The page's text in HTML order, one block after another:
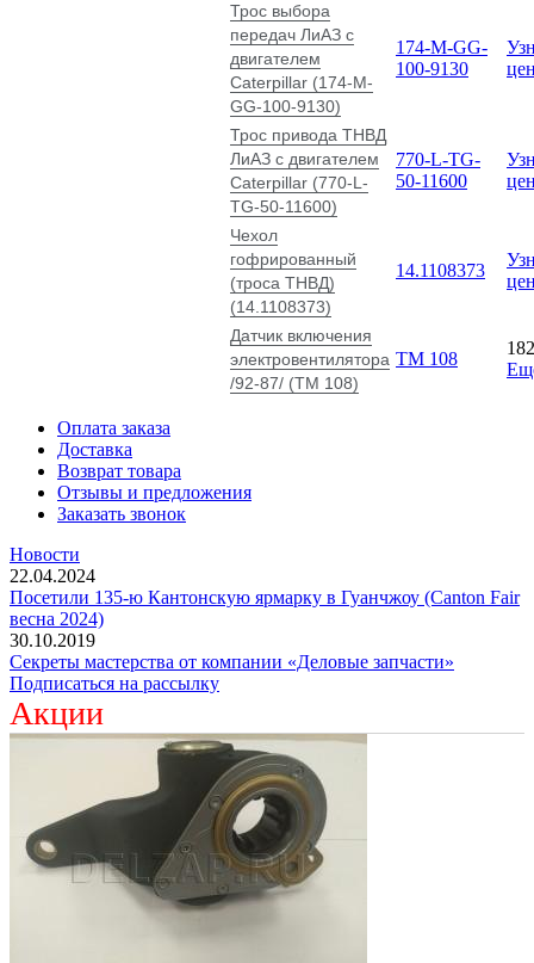
Трос выбора
передач ЛиАЗ с
двигателем
Caterpillar (174-М-
GG-100-9130)
174-М-GG-
100-9130
Трос привода ТНВД
ЛиАЗ с двигателем
Caterpillar (770-L-
TG-50-11600)
770-L-TG-
50-11600
Чехол
гофрированный
(троса ТНВД)
(14.1108373)
14.1108373
Датчик включения
электровентилятора
/92-87/ (ТМ 108)
ТМ 108
Оплата заказа
Доставка
Возврат товара
Отзывы и предложения
Заказать звонок
Новости
22.04.2024
Посетили 135-ю Кантонскую ярмарку в Гуанчжоу (Canton Fair
весна 2024)
30.10.2019
Секреты мастерства от компании «Деловые запчасти»
Подписаться на рассылку
Акции